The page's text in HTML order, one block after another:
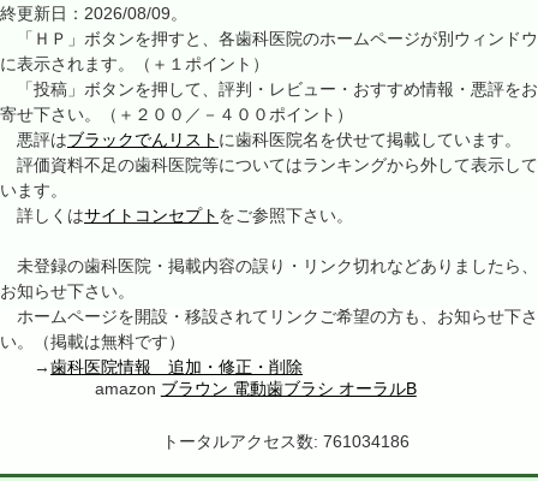
終更新日：2026/08/09。
「ＨＰ」ボタンを押すと、各歯科医院のホームページが別ウィンドウ
に表示されます。（＋１ポイント）
「投稿」ボタンを押して、評判・レビュー・おすすめ情報・悪評をお
寄せ下さい。（＋２００／－４００ポイント）
悪評はブラックでんリスト に歯科医院名を伏せて掲載しています。
評価資料不足の歯科医院等についてはランキングから外して表示して
います。
詳しくはサイトコンセプト をご参照下さい。
未登録の歯科医院・掲載内容の誤り・リンク切れなどありましたら、
お知らせ下さい。
ホームページを開設・移設されてリンクご希望の方も、お知らせ下さ
い。（掲載は無料です）
→歯科医院情報 追加・修正・削除
amazon ブラウン 電動歯ブラシ オーラルB
トータルアクセス数: 761034186